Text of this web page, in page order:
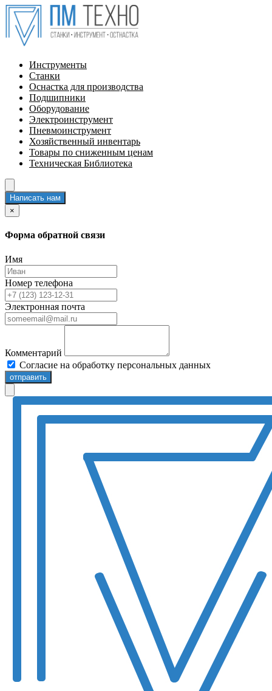
Инструменты
Станки
Оснастка для производства
Подшипники
Оборудование
Электроинструмент
Пневмоинструмент
Хозяйственный инвентарь
Товары по сниженным ценам
Техническая Библиотека
Написать нам
×
Форма обратной связи
Имя
Номер телефона
Электронная почта
Комментарий
Согласие на обработку персональных данных
отправить